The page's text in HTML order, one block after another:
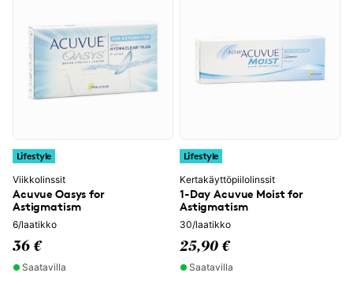
Lifestyle
Viikkolinssit
Acuvue Oasys for
Astigmatism
6/laatikko
36 €
Saatavilla
Lifestyle
Kertakäyttöpiilolinssit
1-Day Acuvue Moist for
Astigmatism
30/laatikko
25,90 €
Saatavilla